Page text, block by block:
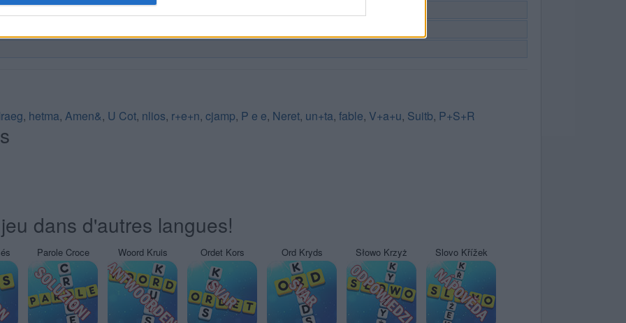
, hetma, Amen&, U Cot, nlios, r+e+n, cjamp, P e e, Neret, un+ta, fable, V+a+u, Suitb, P+S+R
dans d'autres langues!
Parole Croce Woord Kruis Ordet Kors Ord Kryds Słowo Krzyż Slovo Křížek